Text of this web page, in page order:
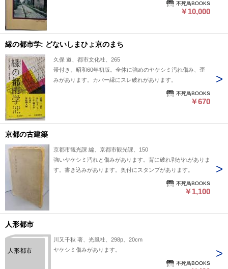
不死鳥BOOKS
￥10,000
縁の都市学: どないしまひょ京のまち
久保 道、都市文化社、265
帯付き。昭和60年初版。全体に強めのヤケシミ汚れ傷み、歪
みがあります。カバー縁にスレ破れがあります。
不死鳥BOOKS
￥670
京都の古建築
京都市観光課 編、京都市観光課、150
強いヤケシミ汚れと傷みがあります。背に破れ剥がれがありま
す。書き込みがあります。奥付にスタンプがあります。
不死鳥BOOKS
￥1,100
人形都市
人形都市
川又千秋 著、光風社、298p、20cm
ヤケシミ傷みがあります。
不死鳥BOOKS